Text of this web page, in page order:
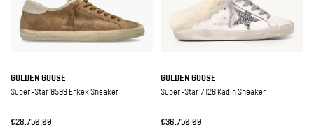
GOLDEN GOOSE
Super-Star 8593 Erkek Sneaker
₺28.750,00
GOLDEN GOOSE
Super-Star 7126 Kadın Sneaker
₺36.750,00